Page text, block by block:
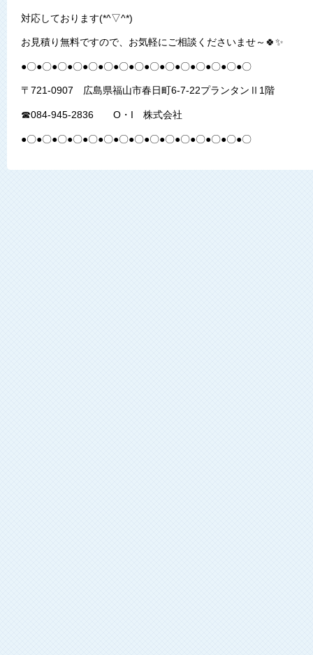
対応しております(*^▽^*)
お見積り無料ですので、お気軽にご相談くださいませ～🍀✨
●〇●〇●〇●〇●〇●〇●〇●〇●〇●〇●〇●〇●〇●〇●〇
〒721-0907 広島県福山市春日町6-7-22プランタンⅡ1階
☎084-945-2836 O・I 株式会社
●〇●〇●〇●〇●〇●〇●〇●〇●〇●〇●〇●〇●〇●〇●〇